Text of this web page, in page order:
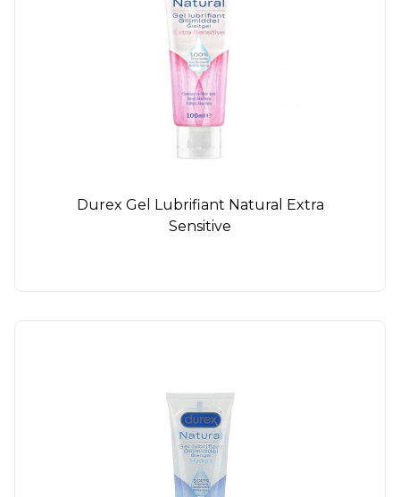
Durex Gel Lubrifiant Natural Extra
Sensitive